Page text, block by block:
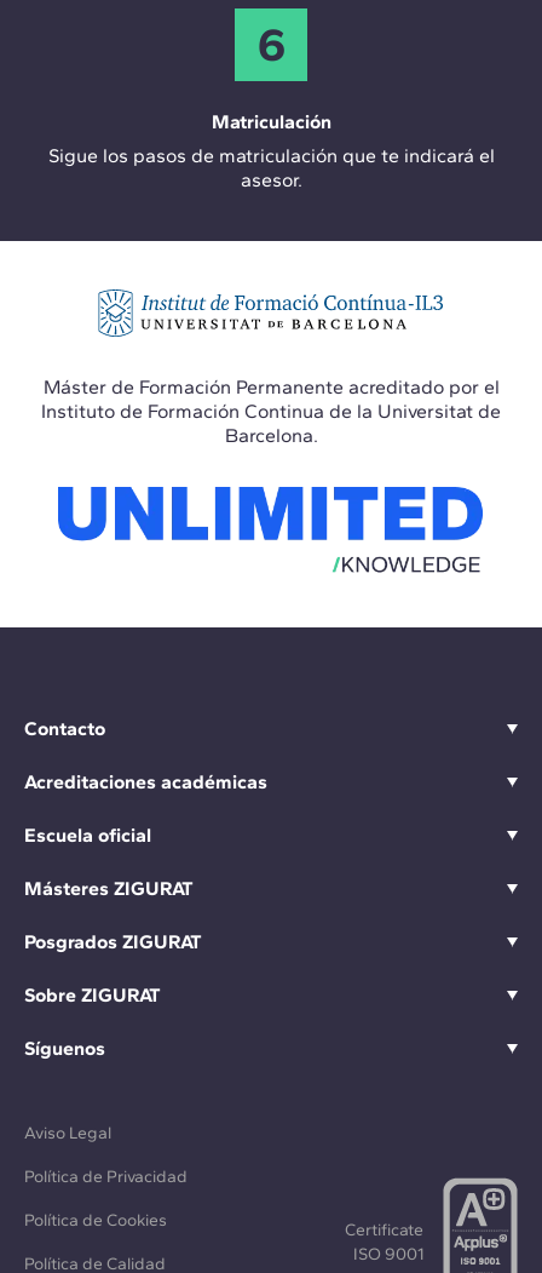
6
Matriculación
Sigue los pasos de matriculación que te indicará el
asesor.
Máster de Formación Permanente acreditado por el
Instituto de Formación Continua de la Universitat de
Barcelona.
Contacto
Acreditaciones académicas
Escuela oficial
Másteres ZIGURAT
Posgrados ZIGURAT
Sobre ZIGURAT
Síguenos
Aviso Legal
Política de Privacidad
Política de Cookies
Política de Calidad
Certificate
ISO 9001